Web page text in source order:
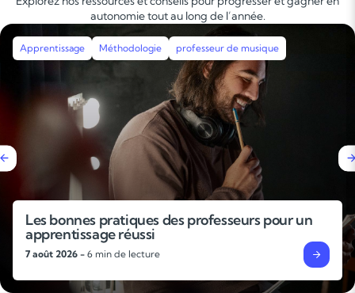
autonomie tout au long de l’année.
Apprentissage Méthodologie Révisions Stages intensifs
Pourquoi faire un stage de révisions avant la
rentrée ?
4 août 2026 - 6 min de lecture